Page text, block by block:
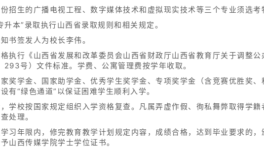
招生的广播电视工程、数字媒体技术和虚拟现实技术等三个专业须选考
升本”录取执行山西省录取规则和相关规定。
书签发人为校长李伟。
执行《山西省发展和改革委员会山西省财政厅山西省教育厅关于调整
号）文件标准。学费、公寓管理费按学年收取。
奖学金、国家助学金、优秀学生奖学金、专项奖学金（含竞赛优胜奖
有“绿色通道”以保证困难学生顺利入学。
学校按国家规定组织入学资格复查。凡属弄虚作假、徇私舞弊取得学
处理。
习年限内，修完教育教学计划规定内容，成绩合格，达到毕业要求的
山西传媒学院学士学位证书。